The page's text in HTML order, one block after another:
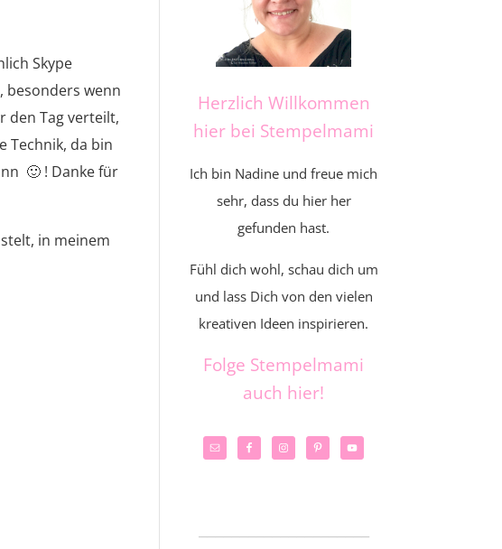
Skype
besonders wenn
den Tag verteilt,
Technik, da bin
🙂 ! Danke für
in meinem
Herzlich Willkommen
hier bei Stempelmami
Ich bin Nadine und freue mich
sehr, dass du hier her
gefunden hast.
Fühl dich wohl, schau dich um
und lass Dich von den vielen
kreativen Ideen inspirieren.
Folge Stempelmami
auch hier!